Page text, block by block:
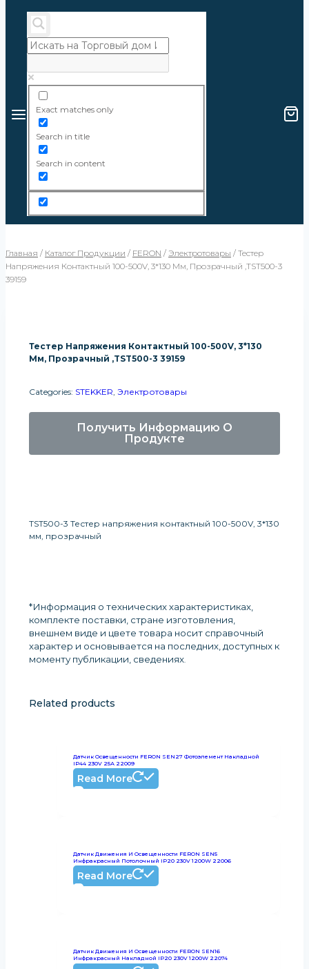
Exact matches only
Search in title
Search in content
Главная / Каталог Продукции / FERON / Электротовары / Тестер
Напряжения Контактный 100-500V, 3*130 Мм, Прозрачный ,TST500-3
39159
Тестер Напряжения Контактный 100-500V, 3*130
Мм, Прозрачный ,TST500-3 39159
Categories: STEKKER, Электротовары
Получить Информацию О
Продукте
TST500-3 Тестер напряжения контактный 100-500V, 3*130
мм, прозрачный
*Информация о технических характеристиках,
комплекте поставки, стране изготовления,
внешнем виде и цвете товара носит справочный
характер и основывается на последних, доступных к
моменту публикации, сведениях.
Related products
Датчик Освещенности FERON SEN27 Фотоэлемент Накладной
IP44 230V 25А 22009
Read More
Датчик Движения И Освещенности FERON SEN5
Инфракрасный Потолочный IP20 230V 1200W 22006
Read More
Датчик Движения И Освещенности FERON SEN16
Инфракрасный Накладной IP20 230V 1200W 22074